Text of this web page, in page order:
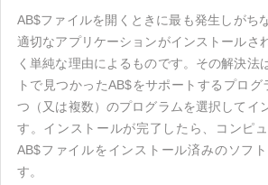
AB$ファイルを開くときに最も発生しがち
適切なアプリケーションがインストールさ
く単純な理由によるものです。その解決法
トで見つかったAB$をサポートするプログ
つ（又は複数）のプログラムを選択してイ
す。インストールが完了したら、コンピ
AB$ファイルをインストール済みのソフ
す。